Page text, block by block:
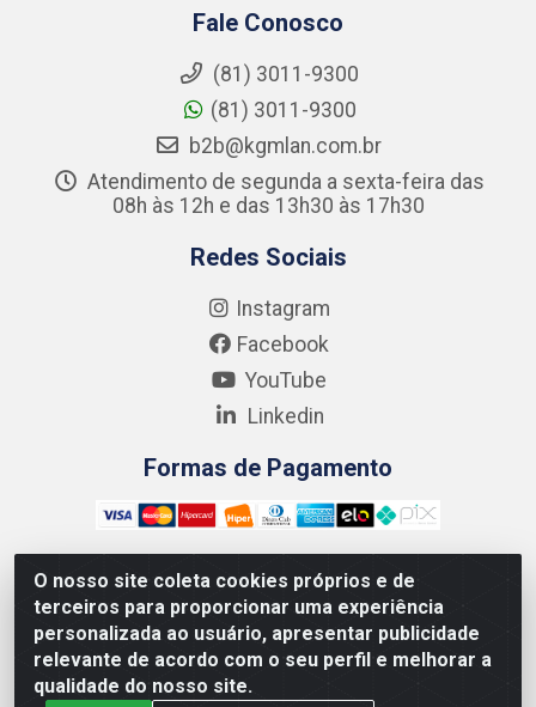
O nosso site coleta cookies próprios e de
terceiros para proporcionar uma experiência
personalizada ao usuário, apresentar publicidade
relevante de acordo com o seu perfil e melhorar a
qualidade do nosso site.
Fale Conosco
(81) 3011-9300
(81) 3011-9300
b2b@kgmlan.com.br
Atendimento de segunda a sexta-feira das
08h às 12h e das 13h30 às 17h30
Redes Sociais
Instagram
Facebook
YouTube
Linkedin
Formas de Pagamento
Kgmlan Distribuidora LTDA - CNPJ 18.217.682/0001-54 -
Rua Pedro de Barros Cavalcante, 58 - Bultrins, Olinda/PE
- CEP 53320-110